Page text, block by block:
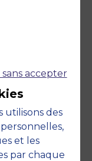
accepter
utilisons des
et les
par chaque